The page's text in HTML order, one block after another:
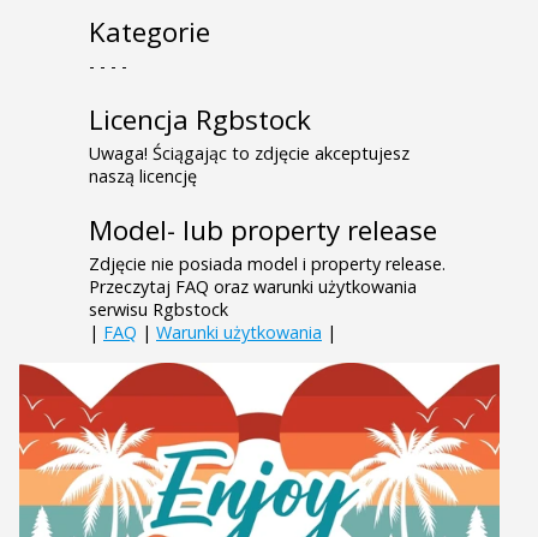
Kategorie
- - - -
Licencja Rgbstock
Uwaga! Ściągając to zdjęcie akceptujesz
naszą licencję
Model- lub property release
Zdjęcie nie posiada model i property release.
Przeczytaj FAQ oraz warunki użytkowania
serwisu Rgbstock
| FAQ | Warunki użytkowania |